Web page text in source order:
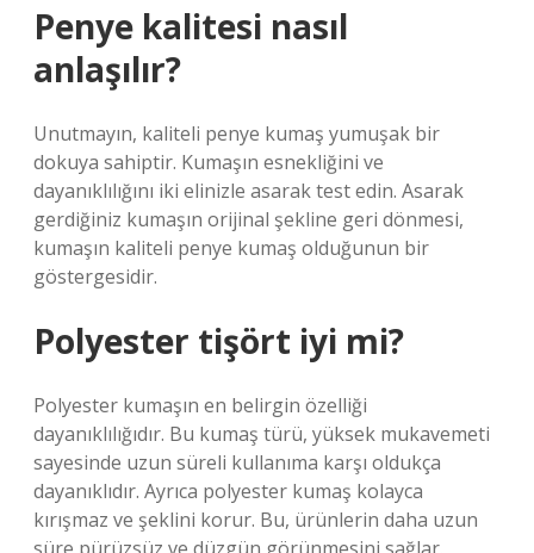
Penye kalitesi nasıl
anlaşılır?
Unutmayın, kaliteli penye kumaş yumuşak bir
dokuya sahiptir. Kumaşın esnekliğini ve
dayanıklılığını iki elinizle asarak test edin. Asarak
gerdiğiniz kumaşın orijinal şekline geri dönmesi,
kumaşın kaliteli penye kumaş olduğunun bir
göstergesidir.
Polyester tişört iyi mi?
Polyester kumaşın en belirgin özelliği
dayanıklılığıdır. Bu kumaş türü, yüksek mukavemeti
sayesinde uzun süreli kullanıma karşı oldukça
dayanıklıdır. Ayrıca polyester kumaş kolayca
kırışmaz ve şeklini korur. Bu, ürünlerin daha uzun